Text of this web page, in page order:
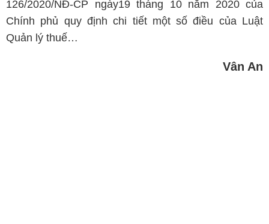
126/2020/NĐ-CP ngày19 tháng 10 năm 2020 của
Chính phủ quy định chi tiết một số điều của Luật
Quản lý thuế…
Vân An